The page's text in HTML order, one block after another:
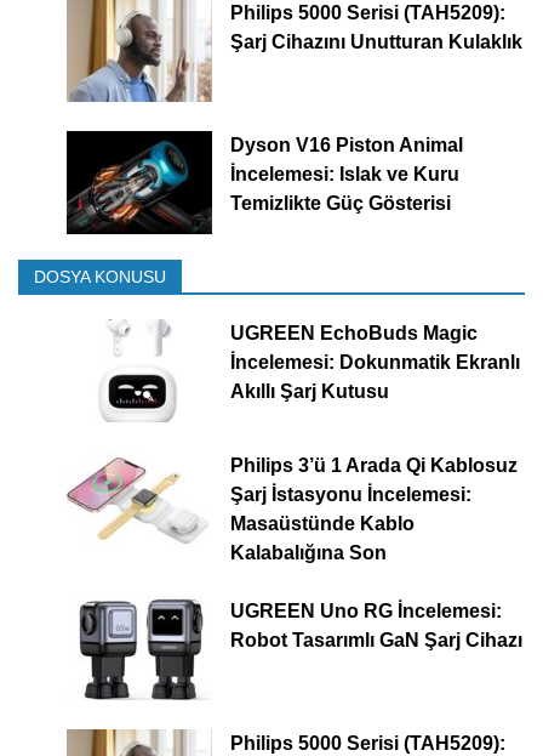
Philips 5000 Serisi (TAH5209):
Şarj Cihazını Unutturan Kulaklık
Dyson V16 Piston Animal
İncelemesi: Islak ve Kuru
Temizlikte Güç Gösterisi
DOSYA KONUSU
UGREEN EchoBuds Magic
İncelemesi: Dokunmatik Ekranlı
Akıllı Şarj Kutusu
Philips 3’ü 1 Arada Qi Kablosuz
Şarj İstasyonu İncelemesi:
Masaüstünde Kablo
Kalabalığına Son
UGREEN Uno RG İncelemesi:
Robot Tasarımlı GaN Şarj Cihazı
Philips 5000 Serisi (TAH5209):